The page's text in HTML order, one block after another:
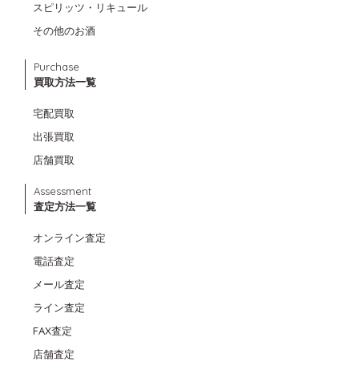
スピリッツ・リキュール
その他のお酒
Purchase
買取方法一覧
宅配買取
出張買取
店舗買取
Assessment
査定方法一覧
オンライン査定
電話査定
メール査定
ライン査定
FAX査定
店舗査定